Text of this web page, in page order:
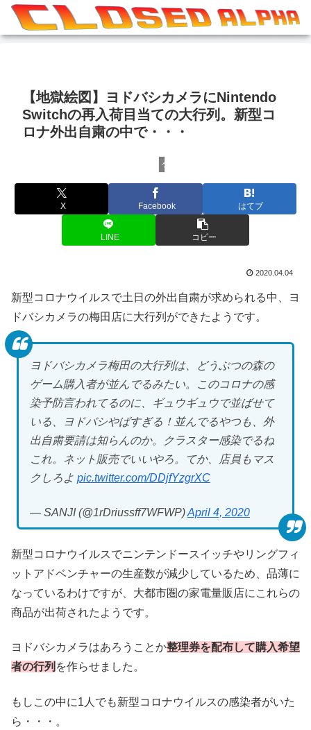
【地獄絵図】ヨドバシカメラにNintendo
Switchの再入荷目当ての大行列。新型コ
ロナ外出自粛の中で・・・
ゲームその他
X Facebook はてブ
LINE コピー
2020.04.04
新型コロナウイルスで土日の外出自粛が求められる中、ヨ
ドバシカメラの梅田店に大行列ができたようです。
ヨドバシカメラ梅田の大行列は、どうぶつの森の
ゲーム購入者が並んでるみたい。このコロナの感
染予防言われてるのに、ギュウギュウで並ばせて
いる、ヨドバシやばすぎる！並んでるやつも、外
出自粛要請は知らんのか。クラスター感染でるね
これ。ネット販売でいいやろ。てか、店員もマス
クしろよ pic.twitter.com/DDjfYzgrXC
— SANJI (@1rDriussff7WFWP)April 4, 2020
新型コロナウイルスでニンテンドースイッチやリングフィ
ットアドベンチャーの生産数が減少しているため、品薄に
なっているわけですが、大都市圏の家電量販店にこれらの
商品が出荷されたようです。
ヨドバシカメラはあろうことか整理券を配布して購入希望
者の行列 を作らせました。
もしこの中に1人でも新型コロナウイルスの感染者がいた
ら・・・。